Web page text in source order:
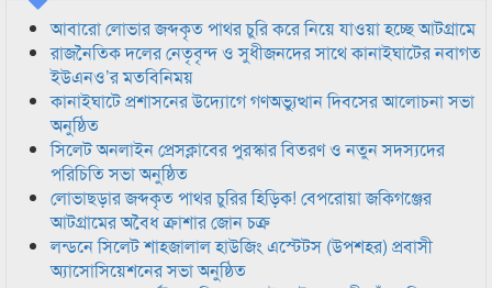
আবারো লোভার জব্দকৃত পাথর চুরি করে নিয়ে যাওয়া হচ্ছে আটগ্রামে
রাজনৈতিক দলের নেতৃবৃন্দ ও সুধীজনদের সাথে কানাইঘাটের নবাগত
ইউএনও’র মতবিনিময়
কানাইঘাটে প্রশাসনের উদ্যোগে গণঅভ্যুত্থান দিবসের আলোচনা সভা
অনুষ্ঠিত
সিলেট অনলাইন প্রেসক্লাবের পুরস্কার বিতরণ ও নতুন সদস্যদের
পরিচিতি সভা অনুষ্ঠিত
লোভাছড়ার জব্দকৃত পাথর চুরির হিড়িক! বেপরোয়া জকিগঞ্জের
আটগ্রামের অবৈধ ক্রাশার জোন চক্র
লন্ডনে সিলেট শাহজালাল হাউজিং এস্টেটস (উপশহর) প্রবাসী
অ্যাসোসিয়েশনের সভা অনুষ্ঠিত